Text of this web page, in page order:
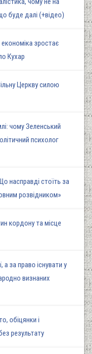
буде далі (+відео)
зростає
Кухар
Церкву силою
чому Зеленський
психолог
насправді стоїть за
розвідником»
кордону та місце
а за право існувати у
визнаних
обіцянки і
результату